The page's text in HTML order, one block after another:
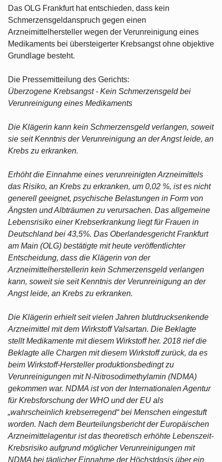
Das OLG Frankfurt hat entschieden, dass kein
Schmerzensgeldanspruch gegen einen
Arzneimittelhersteller wegen der Verunreinigung eines
Medikaments bei übersteigerter Krebsangst ohne objektive
Grundlage besteht.
Die Pressemitteilung des Gerichts:
Überzogene Krebsangst - Kein Schmerzensgeld bei
Verunreinigung eines Medikaments
Die Klägerin kann kein Schmerzensgeld verlangen, soweit
sie seit Kenntnis der Verunreinigung an der Angst leide, an
Krebs zu erkranken.
Erhöht die Einnahme eines verunreinigten Arzneimittels
das Risiko, an Krebs zu erkranken, um 0,02 %, ist es nicht
generell geeignet, psychische Belastungen in Form von
Ängsten und Albträumen zu verursachen. Das allgemeine
Lebensrisiko einer Krebserkrankung liegt für Frauen in
Deutschland bei 43,5%. Das Oberlandesgericht Frankfurt
am Main (OLG) bestätigte mit heute veröffentlichter
Entscheidung, dass die Klägerin von der
Arzneimittelherstellerin kein Schmerzensgeld verlangen
kann, soweit sie seit Kenntnis der Verunreinigung an der
Angst leide, an Krebs zu erkranken.
Die Klägerin erhielt seit vielen Jahren blutdrucksenkende
Arzneimittel mit dem Wirkstoff Valsartan. Die Beklagte
stellt Medikamente mit diesem Wirkstoff her. 2018 rief die
Beklagte alle Chargen mit diesem Wirkstoff zurück, da es
beim Wirkstoff-Hersteller produktionsbedingt zu
Verunreinigungen mit N-Nitrosodimethylamin (NDMA)
gekommen war. NDMA ist von der Internationalen Agentur
für Krebsforschung der WHO und der EU als
„wahrscheinlich krebserregend“ bei Menschen eingestuft
worden. Nach dem Beurteilungsbericht der Europäischen
Arzneimittelagentur ist das theoretisch erhöhte Lebenszeit-
Krebsrisiko aufgrund möglicher Verunreinigungen mit
NDMA bei täglicher Einnahme der Höchstdosis über ein